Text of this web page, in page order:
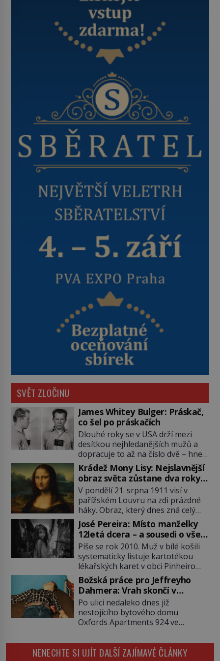
SVĚT ZLOČINU
James Whitey Bulger: Práskač,
co šel po práskačích
Dlouhé roky se v USA drží mezi
desítkou nejhledanějších mužů a
dopracuje to až na číslo dvě – hned
po Usámovi bin Ládinovi (1957–
2011). To je James „Whitey“ Bulger
(1929–2018) viněný ze spoluúčasti
na 19 vraždách, vydírání a lichvy. A
samozřejmě, krom toho je ještě
drogový dealer, který neváhá
odstranit z cesty všechny práskače,
zatímco […]
Krádež Mony Lisy: Nejslavnější
obraz světa zůstane dva roky
nezvěstný
V pondělí 21. srpna 1911 visí v
pařížském Louvru na zdi prázdné
háky. Obraz, který dnes zná celý
svět, je pryč. Zpočátku si nikdo
nemyslí, že jde o krádež.
Zaměstnanci jsou přesvědčeni, že
Mona Lisa je jen v restaurátorské
dílně nebo u fotografa. Když se
ukáže pravda, propukne jeden z
největších honů na zloděje v […]
José Pereira: Místo manželky
12letá dcera – a sousedi o všem
vědí!
Píše se rok 2010. Muž v bílé košili
systematicky listuje kartotékou
lékařských karet v obci Pinheiro
ležící asi 20 kilometrů od farmy s
podivínským majitelem. Něco tu
nesedí. Ledaže… Ledaže by ta
mladá dívka z farmy byla ne
manželkou, ale dcerou – a všechny
ty děti byly zplozené v incestu. Na
Božská práce pro Jeffreyho
Dahmera: Vrah skončí v
tratolišti krve ve vězeňských
umývárnách
Po ulici nedaleko dnes již
nestojícího bytového domu
Oxfords Apartments 924 ve
potácí zcela zmatený 14letý
Konerak Sinthasomphone. Když ho
NENECHTE SI UJÍT DALŠÍ ZAJÍMAVÉ ČLÁNKY